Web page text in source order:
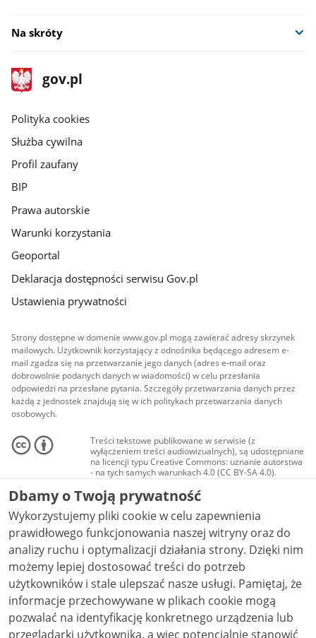
Na skróty
stopka
gov.pl
Strona
gov.pl
gov.pl
Polityka cookies
Służba cywilna
Profil zaufany
BIP
Prawa autorskie
Warunki korzystania
Geoportal
Deklaracja dostępności serwisu Gov.pl
Ustawienia prywatności
Strony dostępne w domenie www.gov.pl mogą zawierać adresy skrzynek
mailowych. Użytkownik korzystający z odnośnika będącego adresem e-
mail zgadza się na przetwarzanie jego danych (adres e-mail oraz
dobrowolnie podanych danych w wiadomości) w celu przesłania
odpowiedzi na przesłane pytania. Szczegóły przetwarzania danych przez
każdą z jednostek znajdują się w ich politykach przetwarzania danych
osobowych.
Treści tekstowe publikowane w serwisie (z
wyłączeniem treści audiowizualnych), są udostępniane
na licencji typu Creative Commons: uznanie autorstwa
- na tych samych warunkach 4.0 (CC BY-SA 4.0).
Materiały audiowizualne, w tym zdjęcia, materiały
audio i wideo, są udostępniane na licencji typu
Creative Commons: uznanie autorstwa użycie
niekomercyjne - bez utworów zależnych 4.0 (CC BY-
NC-ND 4.0), o ile nie jest to stwierdzone inaczej.
Dbamy o Twoją prywatność
Wykorzystujemy pliki cookie w celu zapewnienia
prawidłowego funkcjonowania naszej witryny oraz do
analizy ruchu i optymalizacji działania strony. Dzięki nim
możemy lepiej dostosować treści do potrzeb
użytkowników i stale ulepszać nasze usługi. Pamiętaj, że
informacje przechowywane w plikach cookie mogą
pozwalać na identyfikację konkretnego urządzenia lub
przeglądarki użytkownika, a więc potencjalnie stanowić